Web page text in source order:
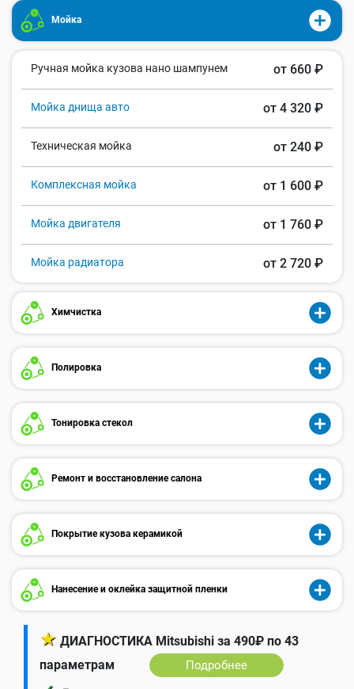
Мойка
Ручная мойка кузова нано шампунем от 660 ₽
Мойка днища авто от 4 320 ₽
Техническая мойка от 240 ₽
Комплексная мойка от 1 600 ₽
Мойка двигателя от 1 760 ₽
Мойка радиатора от 2 720 ₽
Химчистка
Полировка
Тонировка стекол
Ремонт и восстановление салона
Покрытие кузова керамикой
Нанесение и оклейка защитной пленки
★ ДИАГНОСТИКА Mitsubishi за 490₽ по 43
параметрам
Подробнее